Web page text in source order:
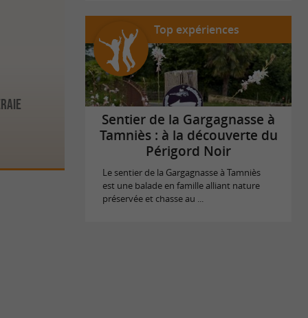
Top expériences
Sentier de la Gargagnasse à
Tamniès : à la découverte du
Périgord Noir
Le sentier de la Gargagnasse à Tamniès
est une balade en famille alliant nature
préservée et chasse au ...